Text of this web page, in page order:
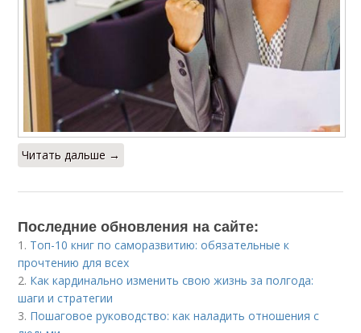
Читать дальше →
Последние обновления на сайте:
1. Топ-10 книг по саморазвитию: обязательные к
прочтению для всех
2. Как кардинально изменить свою жизнь за полгода:
шаги и стратегии
3. Пошаговое руководство: как наладить отношения с